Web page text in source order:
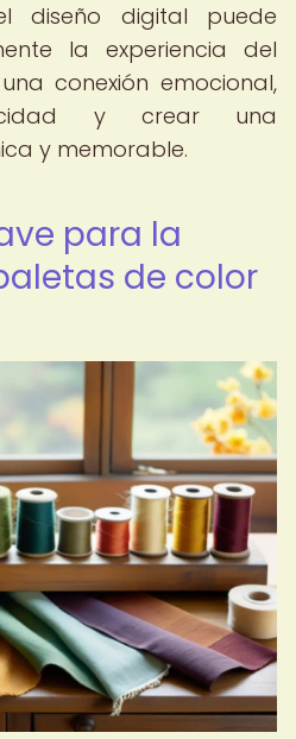
diseño digital puede
la experiencia del
conexión emocional,
y crear una
y memorable.
para la
de color